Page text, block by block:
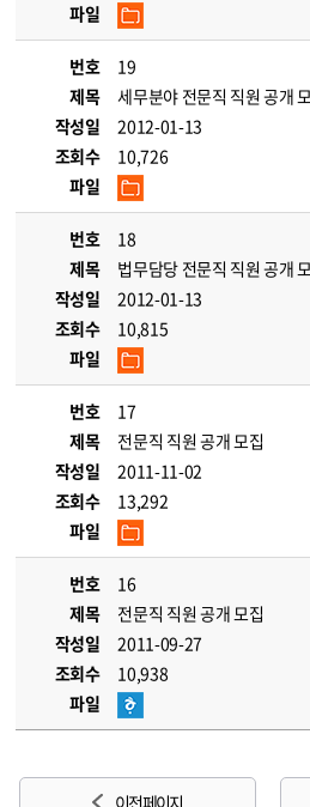
파일
번호
19
제목
세무분야 전문직 직원 공개
작성일
2012-01-13
조회수
10,726
파일
번호
18
제목
법무담당 전문직 직원 공개
작성일
2012-01-13
조회수
10,815
파일
번호
17
제목
전문직 직원 공개 모집
작성일
2011-11-02
조회수
13,292
파일
번호
16
제목
전문직 직원 공개 모집
작성일
2011-09-27
조회수
10,938
파일